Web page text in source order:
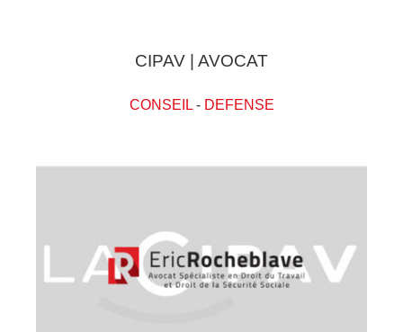
CIPAV | AVOCAT
CONSEIL- DEFENSE